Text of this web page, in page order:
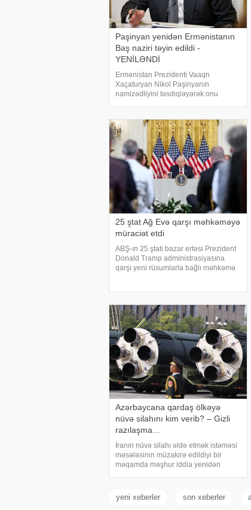
Paşinyan yenidən Ermənistanın
Baş naziri təyin edildi -
YENİLƏNDİ
Ermənistan Prezidenti Vaaqn
Xaçaturyan Nikol Paşinyanın
namizədliyini təsdiqləyərək onu
Prezidentinin rəsmi saytında dərc
olunan fərmanda bildirilib. Sənədd
25 ştat Ağ Evə qarşı məhkəməyə
müraciət etdi
ABŞ-ın 25 ştatı bazar ertəsi Prezident
Donald Tramp administrasiyasına
qarşı yeni rüsumlarla bağlı məhkəmə
adlandırıblar
Azərbaycana qardaş ölkəyə
nüvə silahını kim verib? – Gizli
razılaşma…
İranın nüvə silahı əldə etmək istəməsi
məsələsinin müzakirə edildiyi bir
məqamda məşhur iddia yenidən
Əbdüləziz Əl Səud Pakistanın nüvə
silahı proqramın
yeni xeberler son xeberler